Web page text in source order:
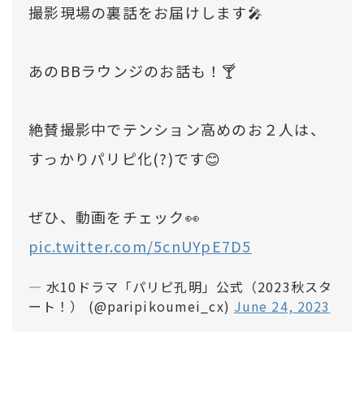
撮影現場の裏話をお届けします🎤
あのBBラウンジのお話も！🍸
絶賛撮影中でテンション高めのお２人は、
すっかりパリピ化(?)です😊
ぜひ、動画をチェック👀
pic.twitter.com/5cnUYpE7D5
— 水10ドラマ「パリピ孔明」公式（2023秋スタ
ート！） (@paripikoumei_cx) June 24, 2023